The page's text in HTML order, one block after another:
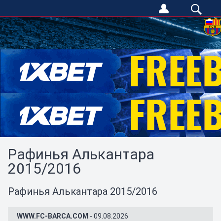
Рафинья Алькантара
2015/2016
Рафинья Алькантара 2015/2016
WWW.FC-BARCA.COM - 09.08.2026